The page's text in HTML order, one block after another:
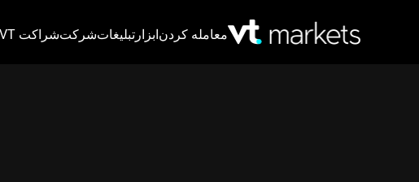
معامله کردنابزار تبلیغاتشرکتشراکت VT